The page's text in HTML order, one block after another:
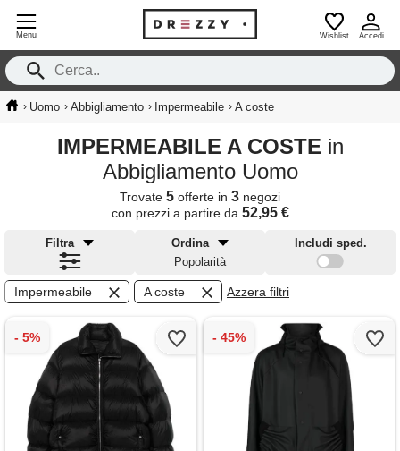
Menu Wishlist Accedi
› Uomo › Abbigliamento › Impermeabile › A coste
IMPERMEABILE A COSTE in
Abbigliamento Uomo
Trovate 5 offerte in 3 negozi
con prezzi a partire da 52,95 €
Filtra
Ordina
Popolarità
Includi sped.
Impermeabile A coste Azzera filtri